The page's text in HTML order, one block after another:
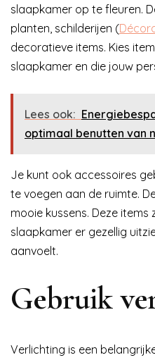
slaapkamer op te fleuren.
planten, schilderijen (
decoratieve items. Kies
slaapkamer en die jouw
Lees ook:
optimaal benutten van
Je kunt ook accessoires
te voegen aan de ruimte.
mooie kussens. Deze
slaapkamer er gezellig
aanvoelt.
Gebruik
Verlichting is een